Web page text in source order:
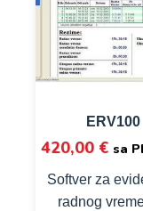
ERV100
420,00 € sa
Softver za
radnog